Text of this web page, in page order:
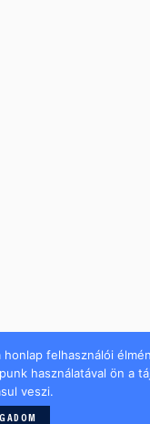
felhasználói
használatával ön a
veszi.